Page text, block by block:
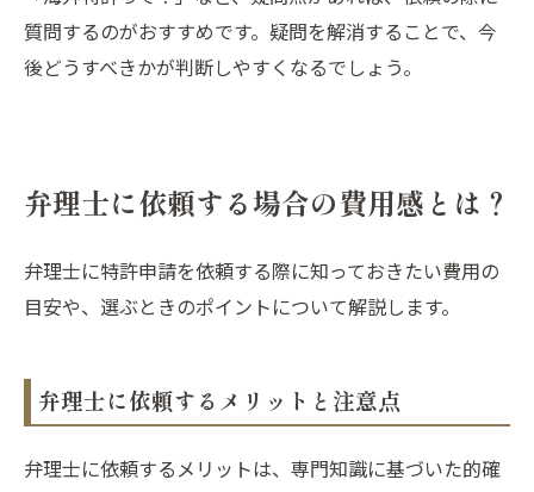
質問するのがおすすめです。疑問を解消することで、今
後どうすべきかが判断しやすくなるでしょう。
弁理士に依頼する場合の費用感とは？
弁理士に特許申請を依頼する際に知っておきたい費用の
目安や、選ぶときのポイントについて解説します。
弁理士に依頼するメリットと注意点
弁理士に依頼するメリットは、専門知識に基づいた的確